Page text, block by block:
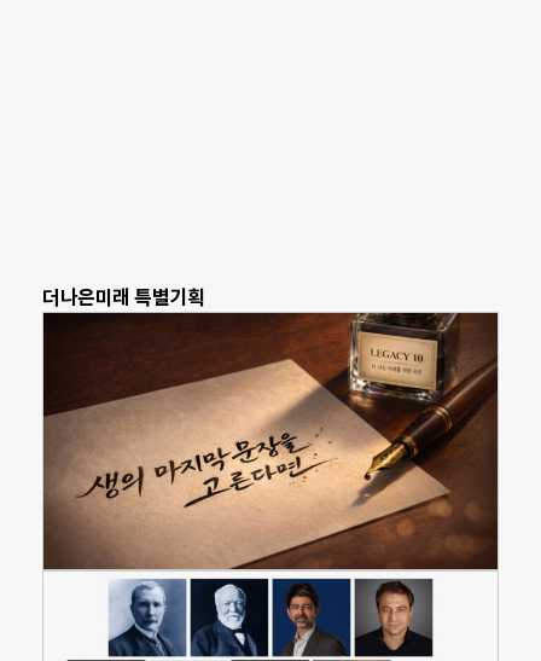
더나은미래 특별기획